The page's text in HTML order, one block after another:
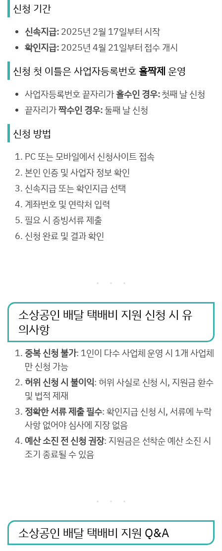
신청 기간
신속지급:2025년 2월 17일부터 시작
확인지급:2025년 4월 21일부터 접수 개시
신청 첫 이틀은 사업자등록번호 홀짝제 운영
사업자등록번호 끝자리가홀수인 경우:첫째 날 신청
끝자리가짝수인 경우:둘째 날 신청
신청 방법
PC 또는 모바일에서 신청사이트 접속
본인 인증 및 사업자 정보 확인
신속지급 또는 확인지급 선택
계좌번호 및 연락처 입력
필요 시 증빙서류 제출
신청 완료 및 결과 확인
소상공인 배달 택배비 지원 신청 시 유
의사항
중복 신청 불가: 1인이 다수 사업체 운영 시 1개 사업체
만 신청 가능
허위 신청 시 불이익: 허위 사실로 신청 시, 지원금 환수
및 법적 제재
정확한 서류 제출 필수: 확인지급 신청 시, 서류에 누락
사항 없어야 심사에 지장 없음
예산 소진 전 신청 권장: 지원금은 선착순 예산 소진 시
조기 종료될 수 있음
소상공인 배달 택배비 지원 Q&A